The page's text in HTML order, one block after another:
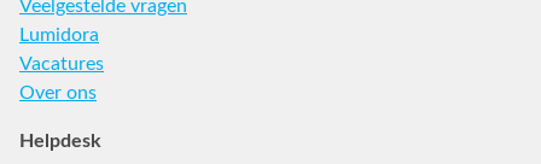
Veelgestelde vragen
Lumidora
Vacatures
Over ons
Helpdesk